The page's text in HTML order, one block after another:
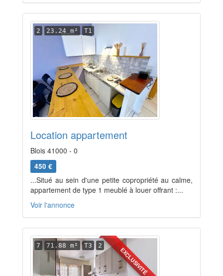
2 23.24 m² T1
Location appartement
Blois 41000 - 0
450 €
...Situé au sein d'une petite copropriété au calme,
appartement de type 1 meublé à louer offrant :...
Voir l'annonce
EXCLUSIVITÉ
7 71.88 m² T3 2